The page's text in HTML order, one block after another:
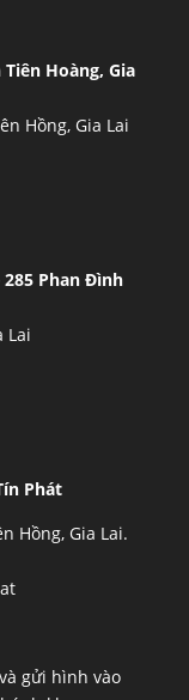
Hoàng, Gia
Hồng, Gia Lai
Phan Đình
Lai
Phát
Hồng, Gia Lai.
gửi hình vào